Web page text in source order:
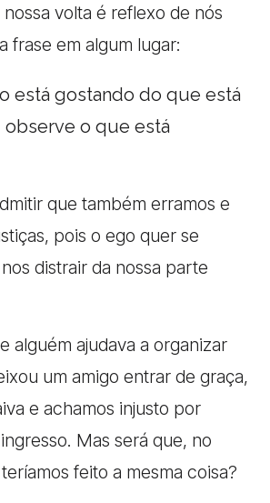
volta é reflexo de nós
frase em algum lugar:
está gostando do que está
o que está
que também erramos e
pois o ego quer se
distrair da nossa parte
alguém ajudava a organizar
um amigo entrar de graça,
e achamos injusto por
Mas será que, no
feito a mesma coisa?